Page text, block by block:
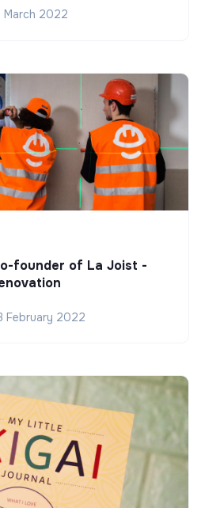
March 2022
founder of La Joist -
February 2022